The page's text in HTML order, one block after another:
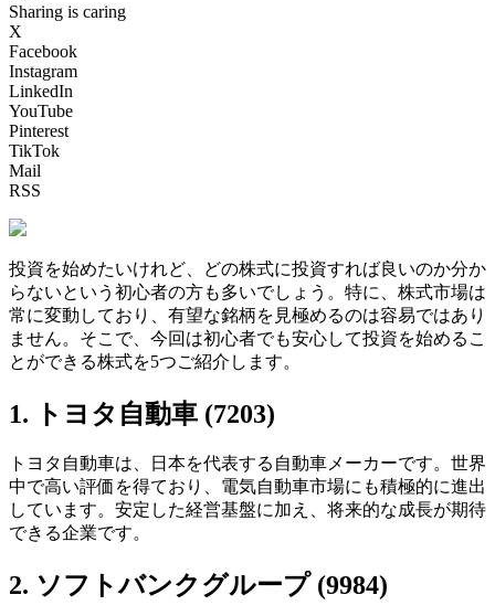
Sharing is caring
X
Facebook
Instagram
LinkedIn
YouTube
Pinterest
TikTok
Mail
RSS
投資を始めたいけれど、どの株式に投資すれば良いのか分か
らないという初心者の方も多いでしょう。特に、株式市場は
常に変動しており、有望な銘柄を見極めるのは容易ではあり
ません。そこで、今回は初心者でも安心して投資を始めるこ
とができる株式を5つご紹介します。
1. トヨタ自動車 (7203)
トヨタ自動車は、日本を代表する自動車メーカーです。世界
中で高い評価を得ており、電気自動車市場にも積極的に進出
しています。安定した経営基盤に加え、将来的な成長が期待
できる企業です。
2. ソフトバンクグループ (9984)